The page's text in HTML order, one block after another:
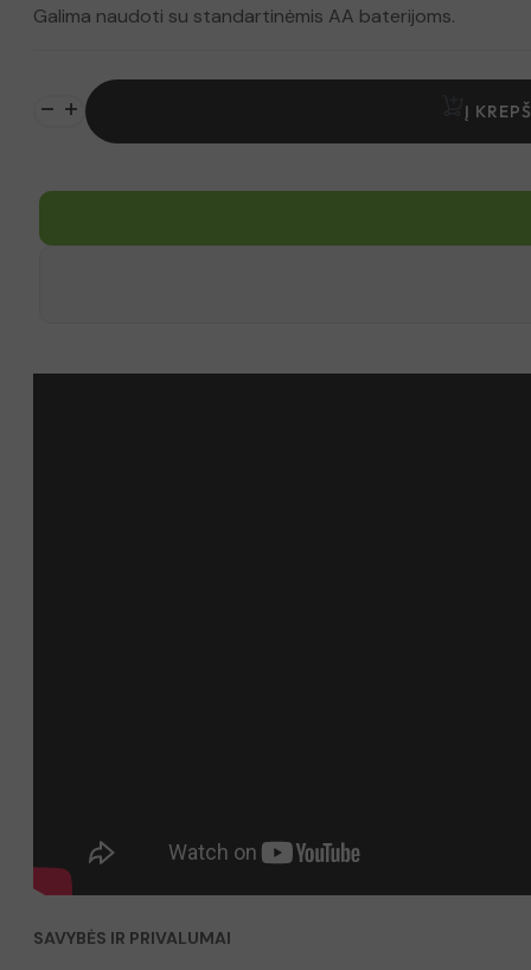
Galima naudoti su standartinėmis AA baterijoms.
produkto
JARD
vienu
Į
SAVYBĖS IR PRIVALUMAI